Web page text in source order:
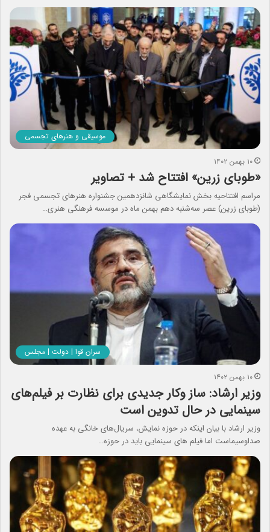
موسیقی و هنرهای تجسمی
۱۰ بهمن ۱۴۰۲
«طوبای زرین» افتتاح شد + تصاویر
مراسم افتتاحیه بخش نمایشگاهی شانزدهمین جشنواره هنرهای تجسمی فجر
(طوبای زرین) عصر سه‌شنبه دهم بهمن ماه در موسسه فرهنگی هنری…
سران قوا | دولت | مجلس
۱۰ بهمن ۱۴۰۲
وزیر ارشاد: ساز وکار جدیدی برای نظارت بر فیلم‌های
سینمایی در حال تدوین است
وزیر ارشاد با بیان اینکه در حوزه نمایش، سریال‌های خانگی به عهده
صداوسیماست اما فیلم های سینمایی باید در حوزه…